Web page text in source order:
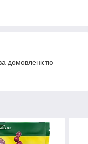
домовленістю